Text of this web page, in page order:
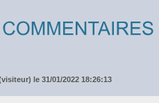
le 31/01/2022 18:26:13